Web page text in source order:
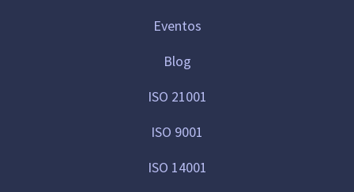
Eventos
Blog
ISO 21001
ISO 9001
ISO 14001